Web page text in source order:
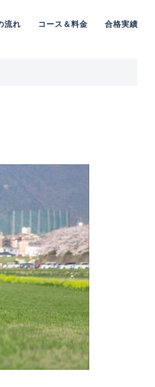
流れ コース＆料金 合格実績